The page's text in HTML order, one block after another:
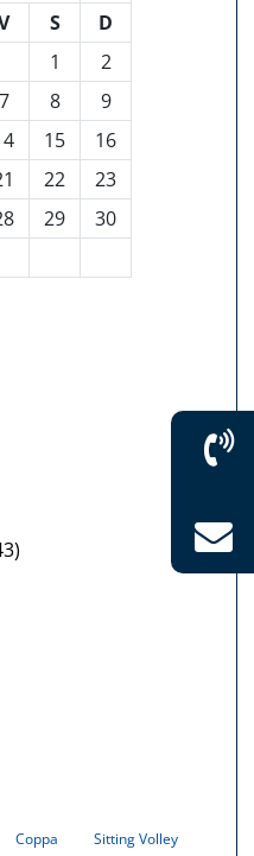
S
D
1
2
7 8
9
15
16
22
23
29
30
Coppa Sitting Volley